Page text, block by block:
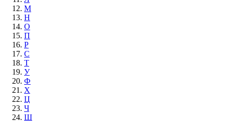
М
Н
О
П
Р
С
Т
У
Ф
Х
Ц
Ч
Ш